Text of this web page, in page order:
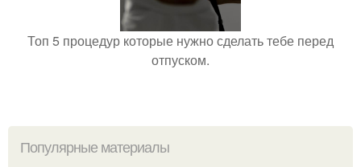
Топ 5 процедур которые нужно сделать тебе перед
отпуском.
Популярные материалы